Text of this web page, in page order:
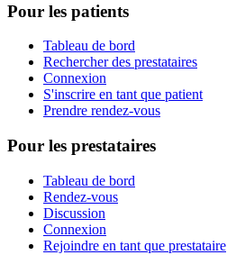
Pour les patients
Tableau de bord
Rechercher des prestataires
Connexion
S'inscrire en tant que patient
Prendre rendez-vous
Pour les prestataires
Tableau de bord
Rendez-vous
Discussion
Connexion
Rejoindre en tant que prestataire